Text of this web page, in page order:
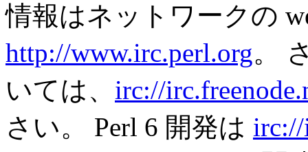
情報はネットワークの
http://www.irc.perl.org。
いては、 irc://
さい。 Perl 6 開発は irc://